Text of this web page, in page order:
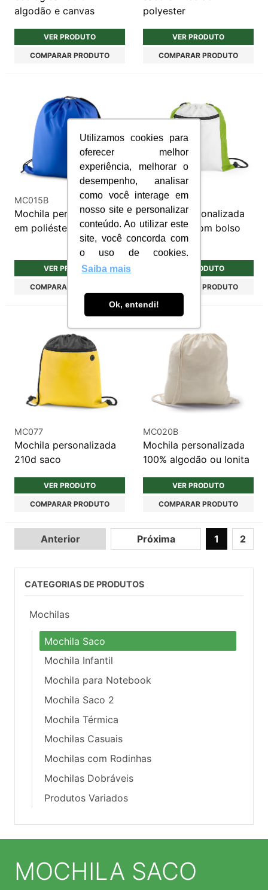
Utilizamos cookies para
oferecer melhor
experiência, melhorar o
desempenho, analisar
como você interage em
nosso site e personalizar
conteúdo. Ao utilizar este
site, você concorda com
o uso de cookies.
Saiba mais
Ok, entendi!
algodão e canvas
VER PRODUTO
COMPARAR PRODUTO
polyester
VER PRODUTO
COMPARAR PRODUTO
MC015B
Mochila personalizada
em poliéster 210D
VER PRODUTO
COMPARAR PRODUTO
MC078
Mochila personalizada
saco 210d com bolso
frontal
VER PRODUTO
COMPARAR PRODUTO
MC077
Mochila personalizada
210d saco
VER PRODUTO
COMPARAR PRODUTO
MC020B
Mochila personalizada
100% algodão ou lonita
VER PRODUTO
COMPARAR PRODUTO
Anterior Próxima 1 2
CATEGORIAS DE PRODUTOS
Mochilas
Mochila Saco
Mochila Infantil
Mochila para Notebook
Mochila Saco 2
Mochila Térmica
Mochilas Casuais
Mochilas com Rodinhas
Mochilas Dobráveis
Produtos Variados
MOCHILA SACO